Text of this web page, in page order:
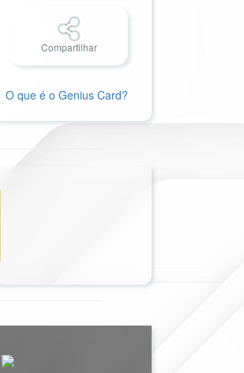
Compartilhar
O que é o Genius Card?